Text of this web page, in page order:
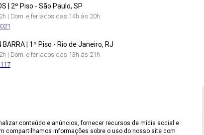
conteúdo e anúncios, fornecer recursos de mídia social e
compartilhamos informações sobre o uso do nosso site com
| 2º Piso - São Paulo, SP
| Dom. e feriados das 14h às 20h
BARRA | 1º Piso - Rio de Janeiro, RJ
| Dom. e feriados das 13h às 21h